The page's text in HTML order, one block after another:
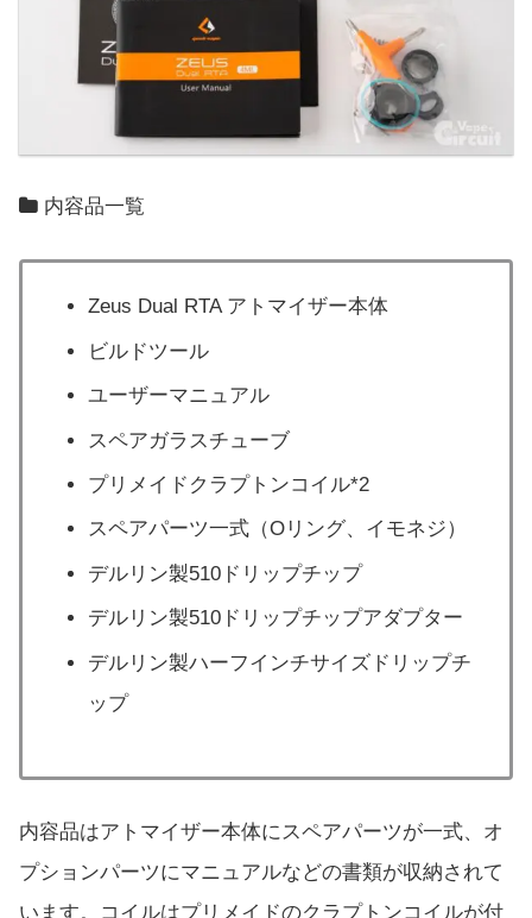
内容品一覧
Zeus Dual RTA アトマイザー本体
ビルドツール
ユーザーマニュアル
スペアガラスチューブ
プリメイドクラプトンコイル*2
スペアパーツ一式（Oリング、イモネジ）
デルリン製510ドリップチップ
デルリン製510ドリップチップアダプター
デルリン製ハーフインチサイズドリップチ
ップ
内容品はアトマイザー本体にスペアパーツが一式、オ
プションパーツにマニュアルなどの書類が収納されて
います。コイルはプリメイドのクラプトンコイルが付